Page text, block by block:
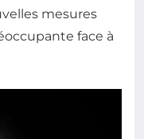
mesures
face à